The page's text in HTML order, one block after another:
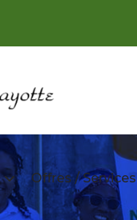
Offres / Services